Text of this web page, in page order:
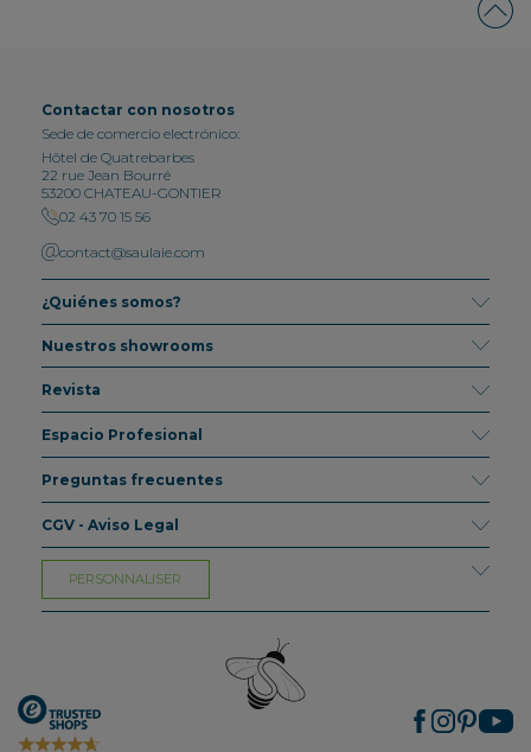
Contactar con nosotros
Sede de comercio electrónico:
Hôtel de Quatrebarbes
22 rue Jean Bourré
53200 CHATEAU-GONTIER
02 43 70 15 56
contact@saulaie.com
¿Quiénes somos?
Nuestros showrooms
Revista
Espacio Profesional
Preguntas frecuentes
CGV - Aviso Legal
PERSONNALISER